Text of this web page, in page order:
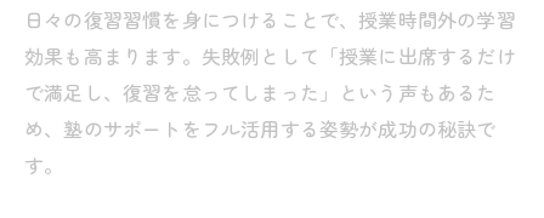
日々の復習習慣を身につけることで、授業時間外の学習
効果も高まります。失敗例として「授業に出席するだけ
で満足し、復習を怠ってしまった」という声もあるた
め、塾のサポートをフル活用する姿勢が成功の秘訣で
す。